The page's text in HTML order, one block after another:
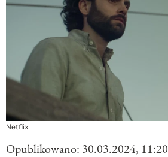
Netflix
Opublikowano: 30.03.2024, 11:20